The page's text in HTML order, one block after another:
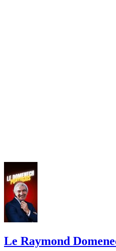
Le Raymond